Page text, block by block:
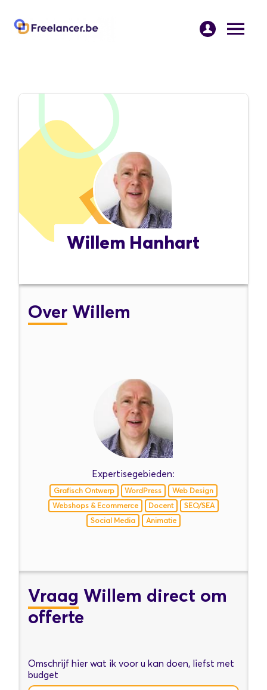
Willem Hanhart
Over Willem
Expertisegebieden:
Grafisch Ontwerp WordPress
Web Design
Webshops & Ecommerce
Docent
SEO/SEA
Social Media
Animatie
Vraag Willem direct om
offerte
Omschrijf hier wat ik voor u kan doen, liefst met
budget